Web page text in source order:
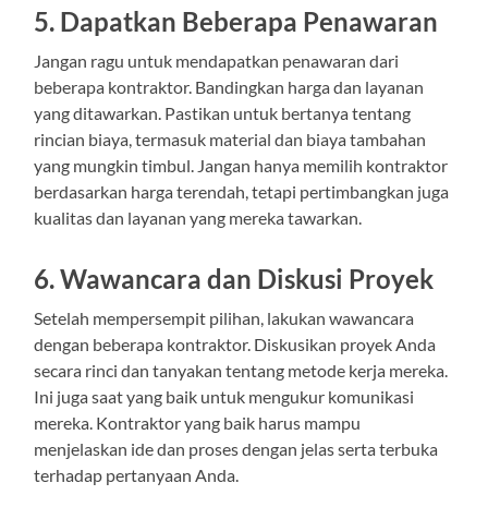
5. Dapatkan Beberapa Penawaran
Jangan ragu untuk mendapatkan penawaran dari
beberapa kontraktor. Bandingkan harga dan layanan
yang ditawarkan. Pastikan untuk bertanya tentang
rincian biaya, termasuk material dan biaya tambahan
yang mungkin timbul. Jangan hanya memilih kontraktor
berdasarkan harga terendah, tetapi pertimbangkan juga
kualitas dan layanan yang mereka tawarkan.
6. Wawancara dan Diskusi Proyek
Setelah mempersempit pilihan, lakukan wawancara
dengan beberapa kontraktor. Diskusikan proyek Anda
secara rinci dan tanyakan tentang metode kerja mereka.
Ini juga saat yang baik untuk mengukur komunikasi
mereka. Kontraktor yang baik harus mampu
menjelaskan ide dan proses dengan jelas serta terbuka
terhadap pertanyaan Anda.